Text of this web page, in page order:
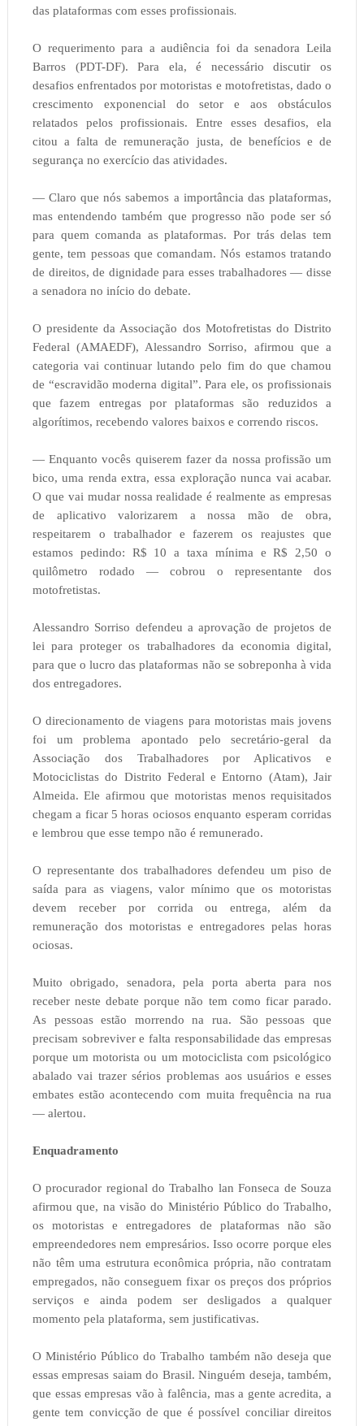
das plataformas com esses profissionais.
O requerimento para a audiência foi da senadora Leila
Barros (PDT-DF). Para ela, é necessário discutir os
desafios enfrentados por motoristas e motofretistas, dado o
crescimento exponencial do setor e aos obstáculos
relatados pelos profissionais. Entre esses desafios, ela
citou a falta de remuneração justa, de benefícios e de
segurança no exercício das atividades.
— Claro que nós sabemos a importância das plataformas,
mas entendendo também que progresso não pode ser só
para quem comanda as plataformas. Por trás delas tem
gente, tem pessoas que comandam. Nós estamos tratando
de direitos, de dignidade para esses trabalhadores — disse
a senadora no início do debate.
O presidente da Associação dos Motofretistas do Distrito
Federal (AMAEDF), Alessandro Sorriso, afirmou que a
categoria vai continuar lutando pelo fim do que chamou
de “escravidão moderna digital”. Para ele, os profissionais
que fazem entregas por plataformas são reduzidos a
algorítimos, recebendo valores baixos e correndo riscos.
— Enquanto vocês quiserem fazer da nossa profissão um
bico, uma renda extra, essa exploração nunca vai acabar.
O que vai mudar nossa realidade é realmente as empresas
de aplicativo valorizarem a nossa mão de obra,
respeitarem o trabalhador e fazerem os reajustes que
estamos pedindo: R$ 10 a taxa mínima e R$ 2,50 o
quilômetro rodado — cobrou o representante dos
motofretistas.
Alessandro Sorriso defendeu a aprovação de projetos de
lei para proteger os trabalhadores da economia digital,
para que o lucro das plataformas não se sobreponha à vida
dos entregadores.
O direcionamento de viagens para motoristas mais jovens
foi um problema apontado pelo secretário-geral da
Associação dos Trabalhadores por Aplicativos e
Motociclistas do Distrito Federal e Entorno (Atam), Jair
Almeida. Ele afirmou que motoristas menos requisitados
chegam a ficar 5 horas ociosos enquanto esperam corridas
e lembrou que esse tempo não é remunerado.
O representante dos trabalhadores defendeu um piso de
saída para as viagens, valor mínimo que os motoristas
devem receber por corrida ou entrega, além da
remuneração dos motoristas e entregadores pelas horas
ociosas.
Muito obrigado, senadora, pela porta aberta para nos
receber neste debate porque não tem como ficar parado.
As pessoas estão morrendo na rua. São pessoas que
precisam sobreviver e falta responsabilidade das empresas
porque um motorista ou um motociclista com psicológico
abalado vai trazer sérios problemas aos usuários e esses
embates estão acontecendo com muita frequência na rua
— alertou.
Enquadramento
O procurador regional do Trabalho lan Fonseca de Souza
afirmou que, na visão do Ministério Público do Trabalho,
os motoristas e entregadores de plataformas não são
empreendedores nem empresários. Isso ocorre porque eles
não têm uma estrutura econômica própria, não contratam
empregados, não conseguem fixar os preços dos próprios
serviços e ainda podem ser desligados a qualquer
momento pela plataforma, sem justificativas.
O Ministério Público do Trabalho também não deseja que
essas empresas saiam do Brasil. Ninguém deseja, também,
que essas empresas vão à falência, mas a gente acredita, a
gente tem convicção de que é possível conciliar direitos